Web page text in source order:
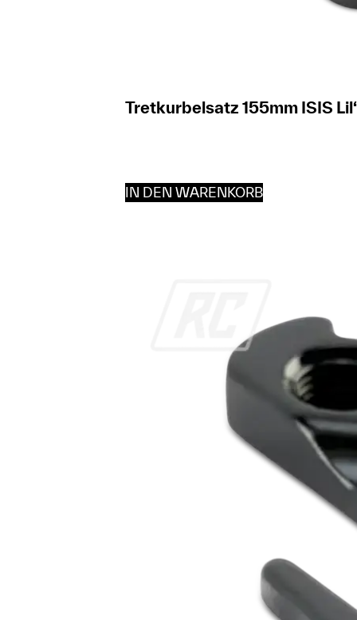
Tretkurbelsatz 155mm ISIS
IN DEN WARENKORB